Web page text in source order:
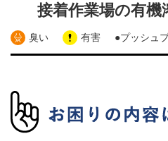
接着作業場の有機
臭い 有害 ●プッシュ